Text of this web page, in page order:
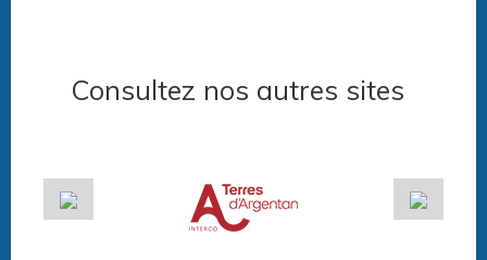
Consultez nos autres sites